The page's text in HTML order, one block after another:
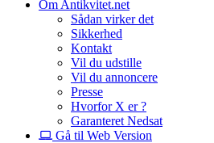
Om Antikvitet.net
Sådan virker det
Sikkerhed
Kontakt
Vil du udstille
Vil du annoncere
Presse
Hvorfor X er ?
Garanteret Nedsat
Gå til Web Version